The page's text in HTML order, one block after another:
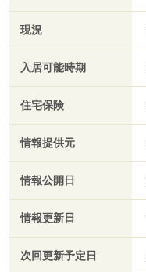
現況
入居可能時期
住宅保険
情報提供元
情報公開日
情報更新日
次回更新予定日